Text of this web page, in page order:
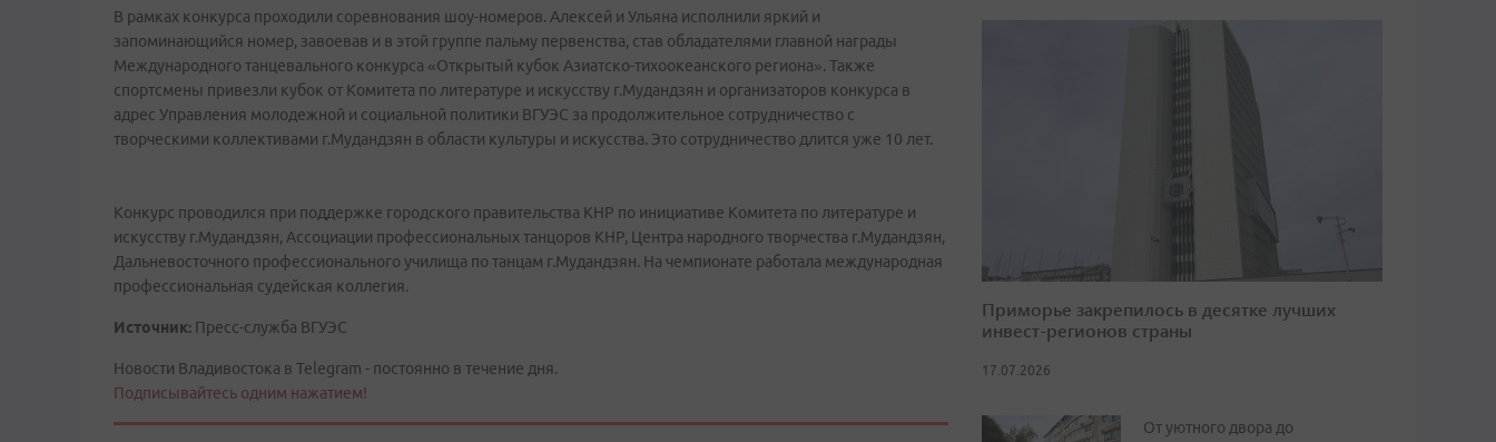
В рамках конкурса проходили соревнования шоу-номеров. Алексей и Ульяна исполнили яркий и
запоминающийся номер, завоевав и в этой группе пальму первенства, став обладателями главной награды
Международного танцевального конкурса «Открытый кубок Азиатско-тихоокеанского региона». Также
спортсмены привезли кубок от Комитета по литературе и искусству г.Мудандзян и организаторов конкурса в
адрес Управления молодежной и социальной политики ВГУЭС за продолжительное сотрудничество с
творческими коллективами г.Мудандзян в области культуры и искусства. Это сотрудничество длится уже 10 лет.
Конкурс проводился при поддержке городского правительства КНР по инициативе Комитета по литературе и
искусству г.Мудандзян, Ассоциации профессиональных танцоров КНР, Центра народного творчества г.Мудандзян,
Дальневосточного профессионального училища по танцам г.Мудандзян. На чемпионате работала международная
профессиональная судейская коллегия.
Источник: Пресс-служба ВГУЭС
Новости Владивостока в Telegram - постоянно в течение дня.
Подписывайтесь одним нажатием!
Приморье закрепилось в десятке лучших
инвест-регионов страны
17.07.2026
От уютного двора до